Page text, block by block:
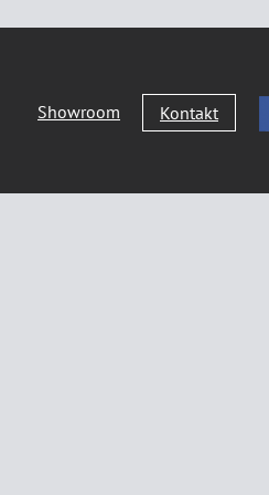
Showroom Kontakt